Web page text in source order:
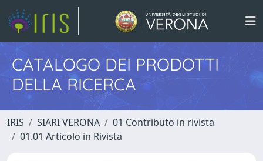
CATALOGO DEI PRODOTTI
DELLA RICERCA
IRIS SIARI VERONA
01 Contributo in rivista
01.01 Articolo in Rivista